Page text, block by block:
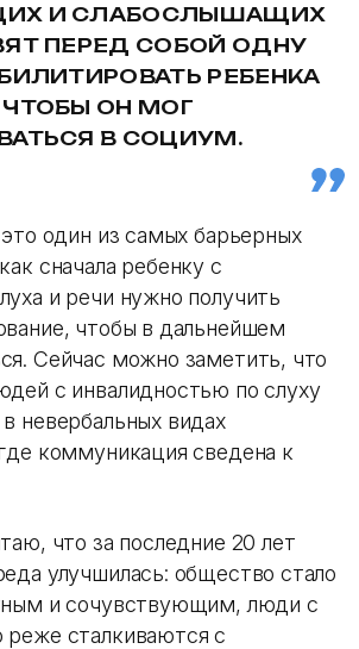
И СЛАБОСЛЫШАЩИХ
ПЕРЕД СОБОЙ ОДНУ
РЕБЕНКА
ОН МОГ
В СОЦИУМ.
один из самых барьерных
сначала ребенку с
и речи нужно получить
чтобы в дальнейшем
Сейчас можно заметить, что
с инвалидностью по слуху
невербальных видах
коммуникация сведена к
что за последние 20 лет
улучшилась: общество стало
и сочувствующим, люди с
реже сталкиваются с